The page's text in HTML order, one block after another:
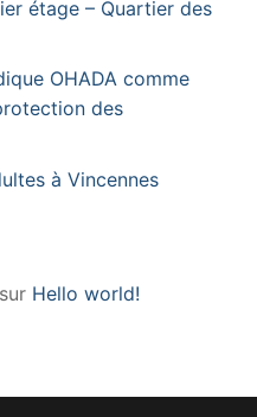
étage – Quartier des
OHADA comme
des
à Vincennes
sur Hello world!